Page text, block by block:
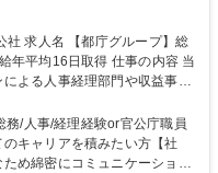
助あり
】総
取得 仕事の内容 当
よる人事経理部門や収益事業
務をお任せいたします。研修
詳細 【業務詳細】■
営に係る管理業務 ■収益部
口広場の「イベントコーナ
務/人事/経理経験or官公庁職員
キャリアを積みたい方【社
め綿密にコミュニケーション